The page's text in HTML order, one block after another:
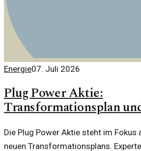
Energie07. Juli 2026
Plug Power Aktie:
Transformationsplan
Die Plug Power Aktie steht im Fokus
neuen Transformationsplans.